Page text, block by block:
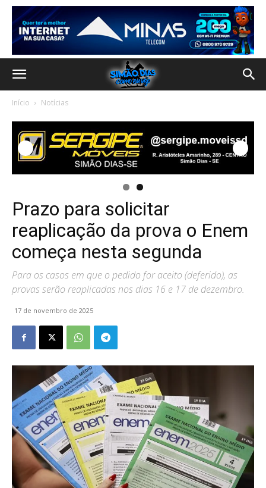
Início Notícias
Prazo para solicitar
reaplicação da prova o Enem
começa nesta segunda
Para os casos em que o pedido for aceito (deferido), as
provas serão reaplicadas nos dias 16 e 17 de dezembro.
17 de novembro de 2025